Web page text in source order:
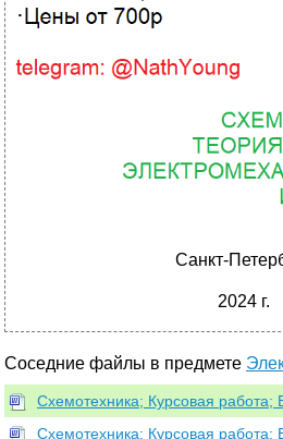
Санкт-
2024 г.
Соседние файлы в предмете
Схемотехника; Курсовая работа;
Схемотехника; Курсовая работа;